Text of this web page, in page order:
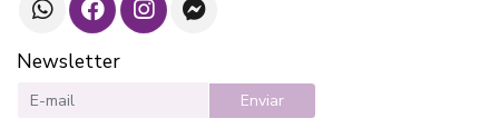
Newsletter
Enviar